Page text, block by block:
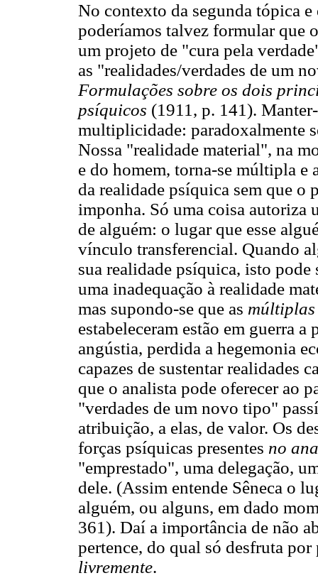
No contexto da segunda tópica
poderíamos talvez formular que
um projeto de "cura pela
as "realidades/verdades de um
Formulações sobre os dois
psíquicos (1911, p. 141).
multiplicidade: paradoxalmente
Nossa "realidade material", na
e do homem, torna-se múltipla e
da realidade psíquica sem que
imponha. Só uma coisa autoriza
de alguém: o lugar que esse
vínculo transferencial. Quando
sua realidade psíquica, isto
uma inadequação à realidade
mas supondo-se que as múltiplas
estabeleceram estão em guerra
angústia, perdida a hegemonia
capazes de sustentar realidades
que o analista pode oferecer ao
"verdades de um novo tipo"
atribuição, a elas, de valor. Os
forças psíquicas presentes no
"emprestado", uma delegação,
dele. (Assim entende Sêneca o
alguém, ou alguns, em dado
361). Daí a importância de não
pertence, do qual só desfruta
livremente.